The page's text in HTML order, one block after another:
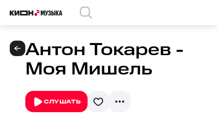
Антон Токарев -
Моя Мишель
СЛУШАТЬ